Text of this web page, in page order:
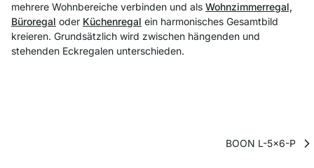
mehrere Wohnbereiche verbinden und als Wohnzimmerregal,
Büroregal oder Küchenregal ein harmonisches Gesamtbild
kreieren. Grundsätzlich wird zwischen hängenden und
stehenden Eckregalen unterschieden.
BOON L-5x6-P